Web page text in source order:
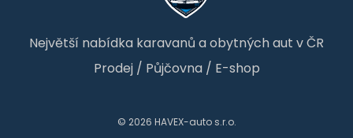
Největší nabídka karavanů a obytných aut v ČR
Prodej/ Půjčovna/ E-shop
© 2026 HAVEX-auto s.r.o.